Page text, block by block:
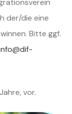
der/die eine
Bitte ggf.
vor.